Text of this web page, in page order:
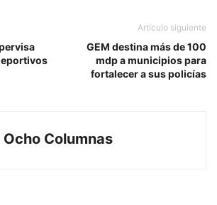
Artículo siguiente
GEM destina más de 100
mdp a municipios para
fortalecer a sus policías
Ocho Columnas